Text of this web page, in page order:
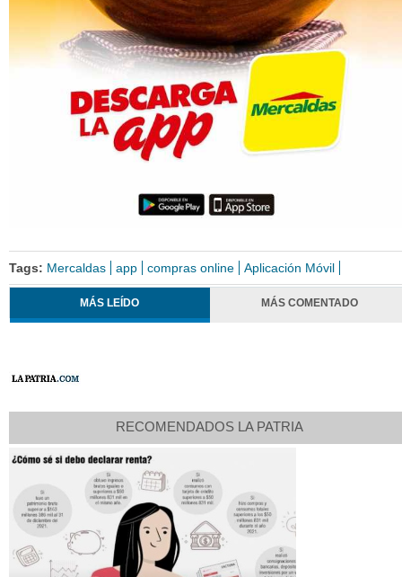
Tags: Mercaldas app compras online Aplicación Móvil
MÁS LEÍDO MÁS COMENTADO
RECOMENDADOS LA PATRIA